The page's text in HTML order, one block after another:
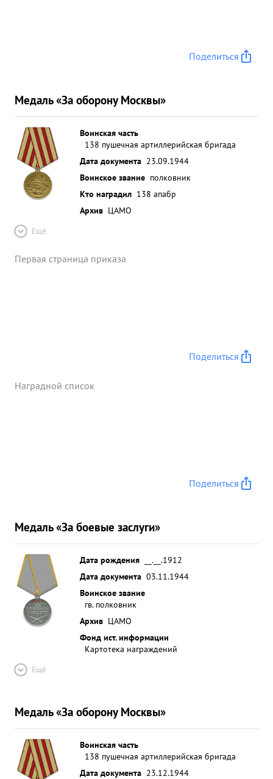
Поделиться
Медаль «За оборону Москвы»
Воинская часть
138 пушечная артиллерийская бригада
Дата документа 23.09.1944
Воинское звание полковник
Кто наградил 138 апабр
Архив ЦАМО
Ещё
Первая страница приказа
Поделиться
Наградной список
Поделиться
Медаль «За боевые заслуги»
Дата рождения
__.__.1912
Дата документа 03.11.1944
Воинское звание
гв. полковник
Архив ЦАМО
Фонд ист. информации
Картотека награждений
Ещё
Медаль «За оборону Москвы»
Воинская часть
138 пушечная артиллерийская бригада
Дата документа 23.12.1944